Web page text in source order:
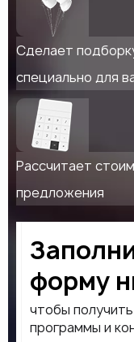
Сделает
специально для
Рассчитает
предложения
форму
чтобы
программы и